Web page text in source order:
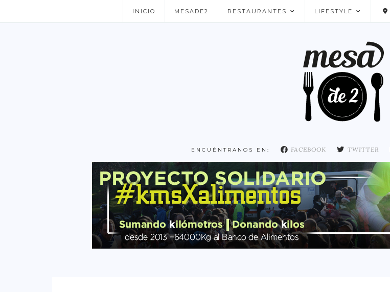
INICIO MESADE2 RESTAURANTES
NUESTROS FAVORITOS
LIFESTYLE
ENCUÉNTRANOS EN: FACEBOOK TWITTER